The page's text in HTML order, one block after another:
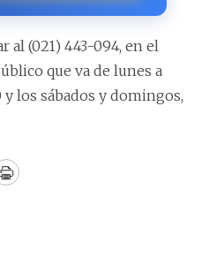
al (021) 443-094, en el
que va de lunes a
y los sábados y domingos,
Print